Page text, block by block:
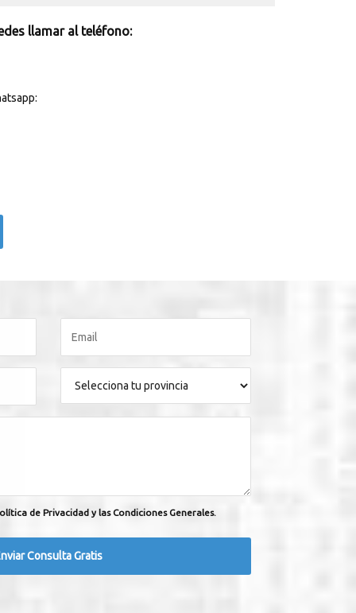
llamar al teléfono:
de Privacidad y las Condiciones Generales.